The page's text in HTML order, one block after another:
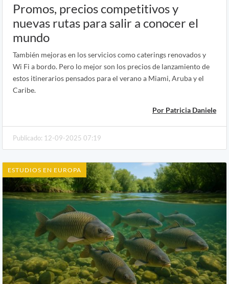
Promos, precios competitivos y
nuevas rutas para salir a conocer el
mundo
También mejoras en los servicios como caterings renovados y
Wi Fi a bordo. Pero lo mejor son los precios de lanzamiento de
estos itinerarios pensados para el verano a Miami, Aruba y el
Caribe.
Por Patricia Daniele
Publicado: 12-09-2025 07:19
ESTUDIOS EN EUROPA